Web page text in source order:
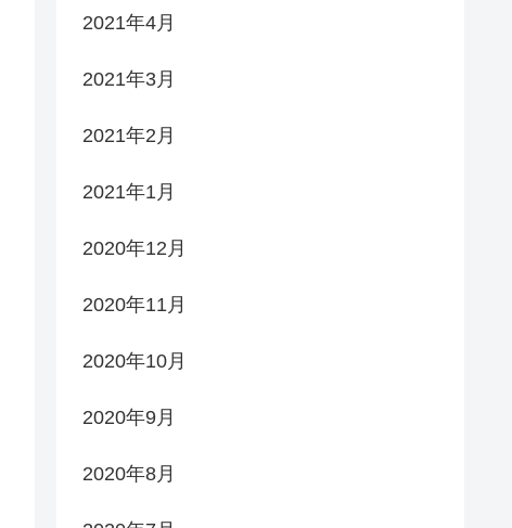
2021年4月
2021年3月
2021年2月
2021年1月
2020年12月
2020年11月
2020年10月
2020年9月
2020年8月